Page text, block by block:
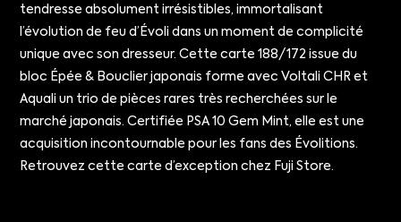
tendresse absolument irrésistibles, immortalisant
l’évolution de feu d’Évoli dans un moment de complicité
unique avec son dresseur. Cette carte 188/172 issue du
bloc Épée & Bouclier japonais forme avec Voltali CHR et
Aquali un trio de pièces rares très recherchées sur le
marché japonais. Certifiée PSA 10 Gem Mint, elle est une
acquisition incontournable pour les fans des Évolitions.
Retrouvez cette carte d’exception chez Fuji Store.